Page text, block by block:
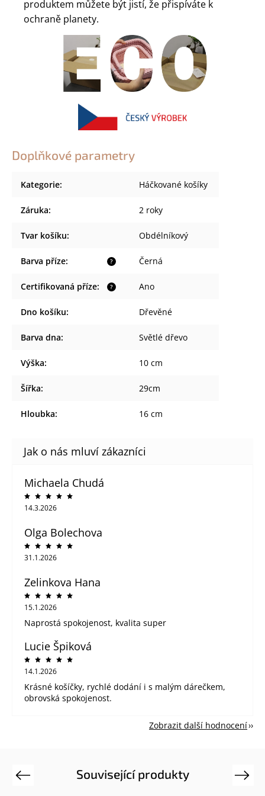
produktem můžete být jistí, že přispíváte k
ochraně planety.
Doplňkové parametry
Kategorie: Háčkované košíky
Záruka: 2 roky
Tvar košíku: Obdélníkový
?
Barva příze: Černá
?
Certifikovaná příze: Ano
Dno košíku: Dřevěné
Barva dna: Světlé dřevo
Výška: 10 cm
Šířka: 29cm
Hloubka: 16 cm
Michaela Chudá
14.3.2026
Olga Bolechova
31.1.2026
Zelinkova Hana
15.1.2026
Naprostá spokojenost, kvalita super
Lucie Špiková
14.1.2026
Krásné košíčky, rychlé dodání i s malým dárečkem,
obrovská spokojenost.
Zobrazit další hodnocení
Související produkty
Previous Next